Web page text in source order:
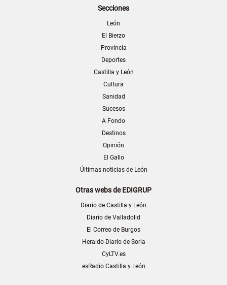
Secciones
León
El Bierzo
Provincia
Deportes
Castilla y León
Cultura
Sanidad
Sucesos
A Fondo
Destinos
Opinión
El Gallo
Últimas noticias de León
Otras webs de EDIGRUP
Diario de Castilla y León
Diario de Valladolid
El Correo de Burgos
Heraldo-Diario de Soria
CyLTV.es
esRadio Castilla y León